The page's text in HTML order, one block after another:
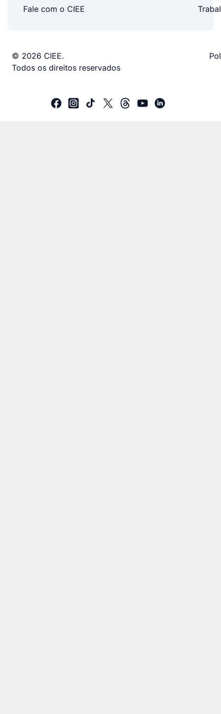
Fale com o CIEE
© 2026 CIEE.
Todos os direitos reservados